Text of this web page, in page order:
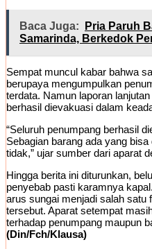
Baca Juga:
Pria Paruh
Samarinda, Berkedok
Sempat muncul kabar bahwa
berupaya mengumpulkan
terdata. Namun laporan
berhasil dievakuasi dalam
“Seluruh penumpang berhasil
Sebagian barang ada yang
tidak,” ujar sumber dari aparat
Hingga berita ini diturunkan,
penyebab pasti karamnya
arus sungai menjadi salah satu
tersebut. Aparat setempat
terhadap penumpang maupun
(Din/Fch/Klausa)